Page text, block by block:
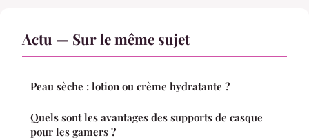
Actu — Sur le même sujet
Peau sèche : lotion ou crème hydratante ?
Quels sont les avantages des supports de casque
pour les gamers ?